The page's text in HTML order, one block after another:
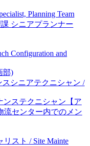
Planning Team
課 シニアプランナー
Configuration and
部)
スシニアテクニシャン /
ンステクニシャン【ア
流センター内でのメン
スト / Site Mainte